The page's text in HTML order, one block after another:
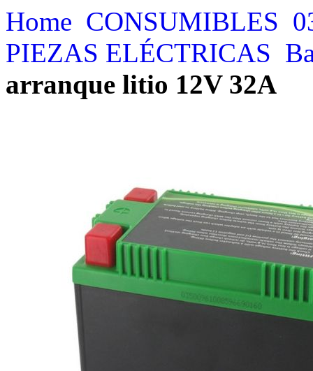
Home CONSUMIBLES
PIEZAS ELÉCTRICAS
arranque litio 12V 32A